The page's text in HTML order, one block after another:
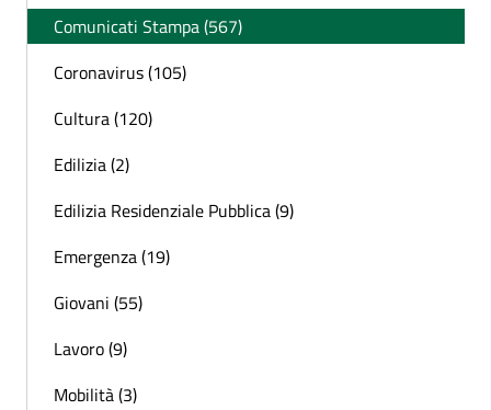
Comunicati Stampa (567)
Coronavirus (105)
Cultura (120)
Edilizia (2)
Edilizia Residenziale Pubblica (9)
Emergenza (19)
Giovani (55)
Lavoro (9)
Mobilità (3)